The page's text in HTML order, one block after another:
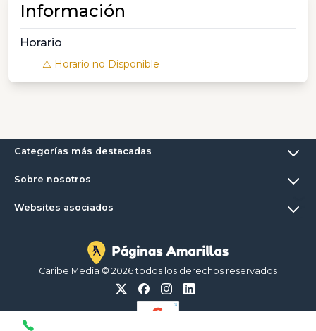
Información
Horario
⚠️ Horario no Disponible
Categorías más destacadas
Sobre nosotros
Websites asociados
Caribe Media © 2026 todos los derechos reservados